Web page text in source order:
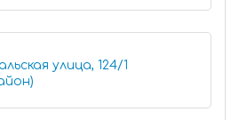
улица, 124/1